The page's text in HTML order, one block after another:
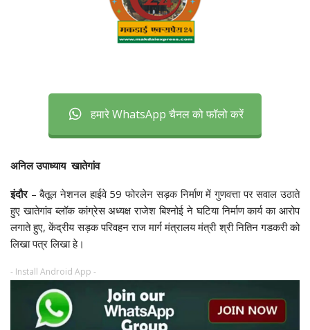
हमारे WhatsApp चैनल को फॉलो करें
अनिल उपाध्याय खातेगांव
इंदौर– बैतूल नेशनल हाईवे 59 फोरलेन सड़क निर्माण में गुणवत्ता पर सवाल उठाते
हुए खातेगांव ब्लॉक कांग्रेस अध्यक्ष राजेश बिश्नोई ने घटिया निर्माण कार्य का आरोप
लगाते हुए, केंद्रीय सड़क परिवहन राज मार्ग मंत्रालय मंत्री श्री नितिन गडकरी को
लिखा पत्र लिखा हे।
- Install Android App -